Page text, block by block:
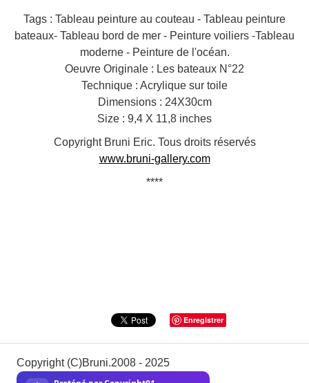
Tags : Tableau peinture au couteau - Tableau peinture
bateaux- Tableau bord de mer - Peinture voiliers -Tableau
moderne - Peinture de l'océan.
Oeuvre Originale : Les bateaux N°22
Technique : Acrylique sur toile
Dimensions : 24X30cm
Size : 9,4 X 11,8 inches
Copyright Bruni Eric. Tous droits réservés
www.bruni-gallery.com
****
Enregistrer
Copyright (C)Bruni.2008 - 2025